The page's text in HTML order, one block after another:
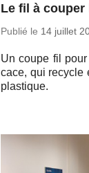
Le fil à
Publié le 14 juillet
Un coupe fil
cace, qui recycle
plastique.